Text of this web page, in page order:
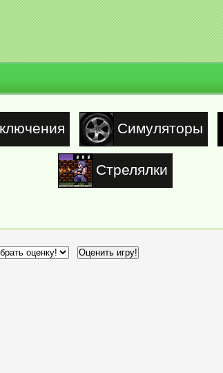
Симуляторы
Стрелялки